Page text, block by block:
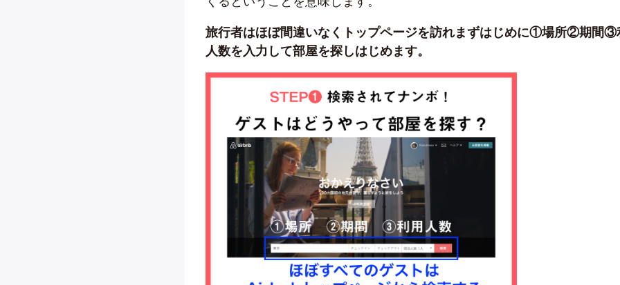
旅行者はほぼ間違いなくトップページを訪れまずはじめに①場所②期間③
人数を入力して部屋を探しはじめます。